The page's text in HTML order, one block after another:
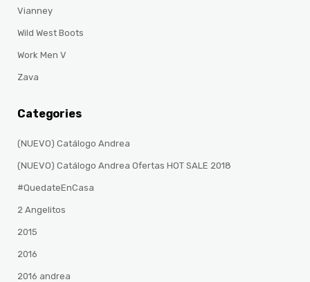
Vianney
Wild West Boots
Work Men V
Zava
Categories
(NUEVO) Catálogo Andrea
(NUEVO) Catálogo Andrea Ofertas HOT SALE 2018
#QuedateEnCasa
2 Angelitos
2015
2016
2016 andrea